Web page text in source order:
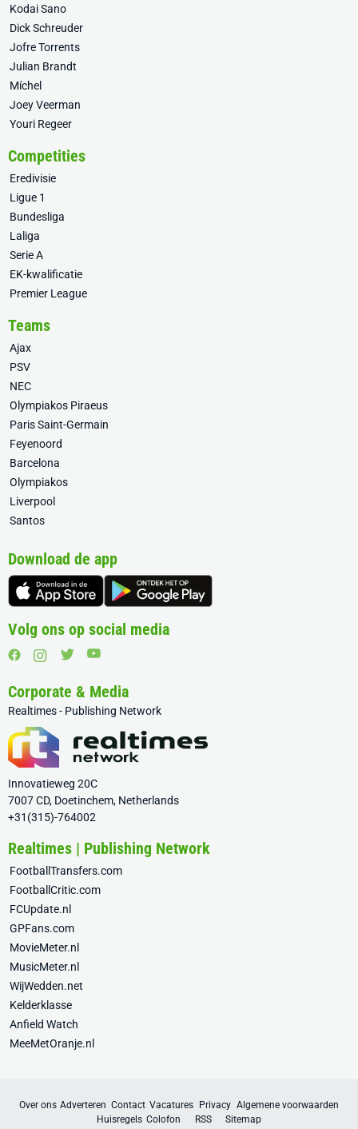
Kodai Sano
Dick Schreuder
Jofre Torrents
Julian Brandt
Míchel
Joey Veerman
Youri Regeer
Competities
Eredivisie
Ligue 1
Bundesliga
Laliga
Serie A
EK-kwalificatie
Premier League
Teams
Ajax
PSV
NEC
Olympiakos Piraeus
Paris Saint-Germain
Feyenoord
Barcelona
Olympiakos
Liverpool
Santos
Download de app
Volg ons op social media
Corporate & Media
Realtimes - Publishing Network
Innovatieweg 20C
7007 CD, Doetinchem, Netherlands
+31(315)-764002
Realtimes | Publishing Network
FootballTransfers.com
FootballCritic.com
FCUpdate.nl
GPFans.com
MovieMeter.nl
MusicMeter.nl
WijWedden.net
Kelderklasse
Anfield Watch
MeeMetOranje.nl
Over ons Adverteren Contact Vacatures Privacy Algemene voorwaarden
Huisregels Colofon RSS Sitemap